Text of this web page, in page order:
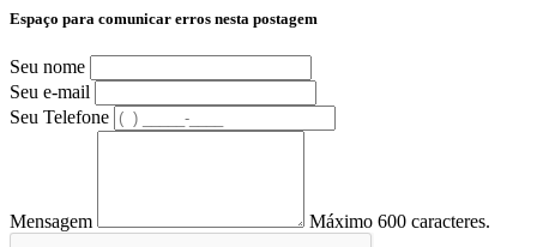
Espaço para comunicar erros nesta postagem
Seu nome
Seu e-mail
Seu Telefone
Mensagem Máximo 600 caracteres.